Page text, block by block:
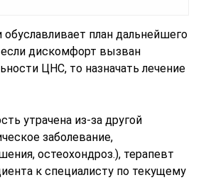
обуславливает план дальнейшего
если дискомфорт вызван
ЦНС, то назначать лечение
утрачена из-за другой
заболевание,
остеохондроз.), терапевт
к специалисту по текущему